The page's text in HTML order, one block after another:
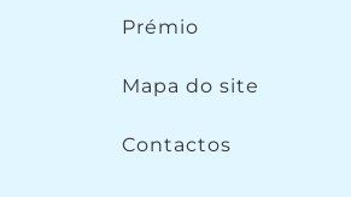
Prémio
Mapa do site
Contactos